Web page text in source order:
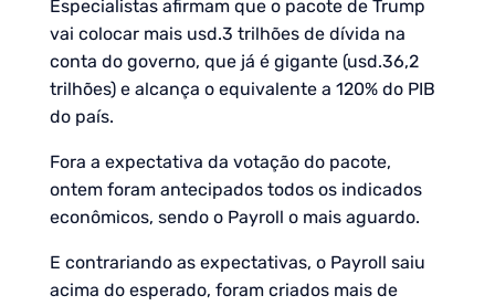
Especialistas afirmam que o pacote de Trump
vai colocar mais usd.3 trilhões de dívida na
conta do governo, que já é gigante (usd.36,2
trilhões) e alcança o equivalente a 120% do PIB
do país.
Fora a expectativa da votação do pacote,
ontem foram antecipados todos os indicados
econômicos, sendo o Payroll o mais aguardo.
E contrariando as expectativas, o Payroll saiu
acima do esperado, foram criados mais de